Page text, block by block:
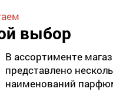
выбор
В ассортименте
представлено
наименований